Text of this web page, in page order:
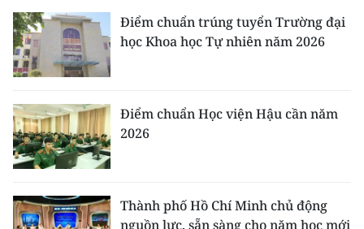
Điểm chuẩn trúng tuyển Trường đại
học Khoa học Tự nhiên năm 2026
Điểm chuẩn Học viện Hậu cần năm
2026
Thành phố Hồ Chí Minh chủ động
nguồn lực, sẵn sàng cho năm học mới